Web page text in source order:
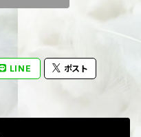
LINE ポスト